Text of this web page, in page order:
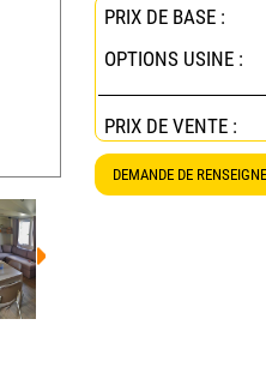
PRIX DE BASE :
OPTIONS USINE :
PRIX DE VENTE :
DEMANDE DE